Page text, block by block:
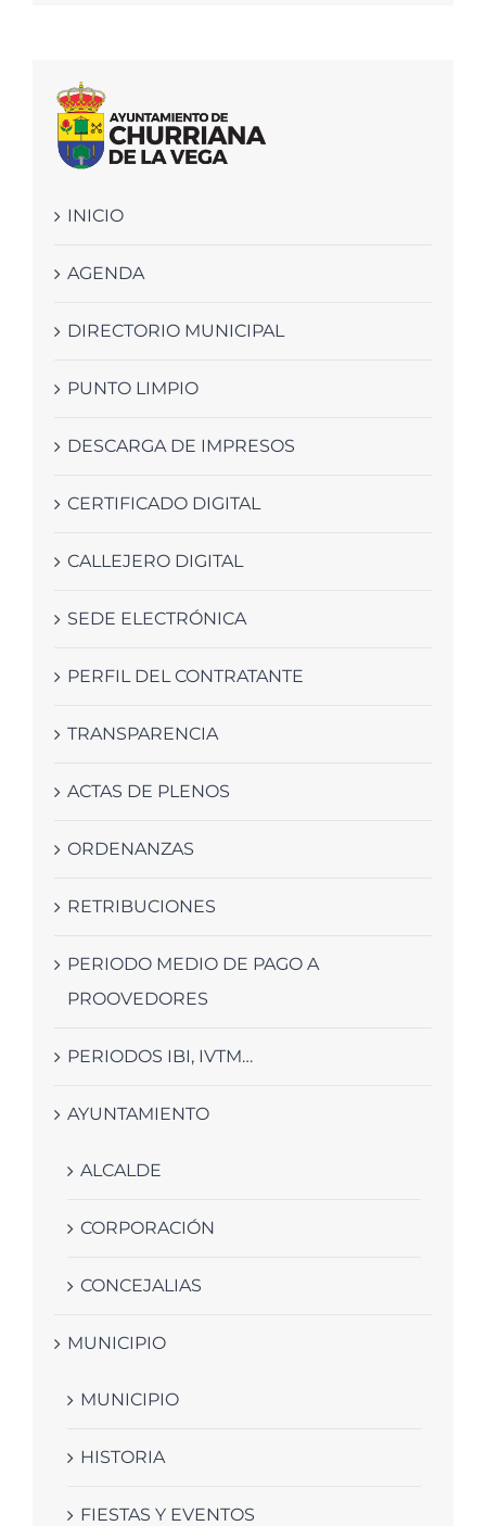
INICIO
AGENDA
DIRECTORIO MUNICIPAL
PUNTO LIMPIO
DESCARGA DE IMPRESOS
CERTIFICADO DIGITAL
CALLEJERO DIGITAL
SEDE ELECTRÓNICA
PERFIL DEL CONTRATANTE
TRANSPARENCIA
ACTAS DE PLENOS
ORDENANZAS
RETRIBUCIONES
PERIODO MEDIO DE PAGO A
PROOVEDORES
PERIODOS IBI, IVTM…
AYUNTAMIENTO
ALCALDE
CORPORACIÓN
CONCEJALIAS
MUNICIPIO
MUNICIPIO
HISTORIA
FIESTAS Y EVENTOS